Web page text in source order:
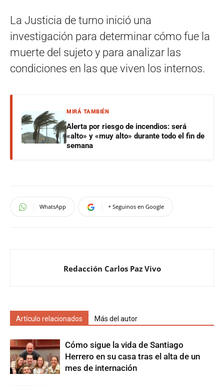
La Justicia de turno inició una
investigación para determinar cómo fue la
muerte del sujeto y para analizar las
condiciones en las que viven los internos.
MIRÁ TAMBIÉN
Alerta por riesgo de incendios: será
«alto» y «muy alto» durante todo el fin de
semana
WhatsApp + Seguinos en Google
Redacción Carlos Paz Vivo
Artículo relacionados Más del autor
Cómo sigue la vida de Santiago
Herrero en su casa tras el alta de un
mes de internación